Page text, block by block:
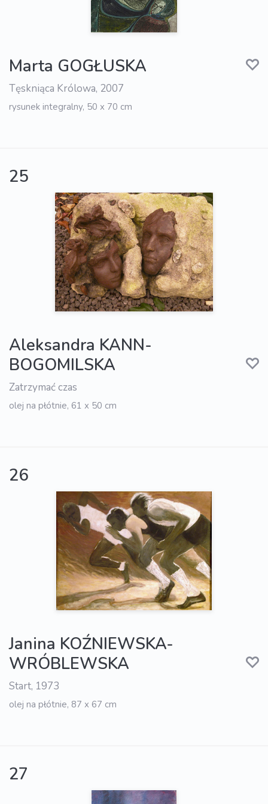
Marta GOGŁUSKA
Tęskniąca Królowa, 2007
rysunek integralny, 50 x 70 cm
25
Aleksandra KANN-
BOGOMILSKA
Zatrzymać czas
olej na płótnie, 61 x 50 cm
26
Janina KOŹNIEWSKA-
WRÓBLEWSKA
Start, 1973
olej na płótnie, 87 x 67 cm
27